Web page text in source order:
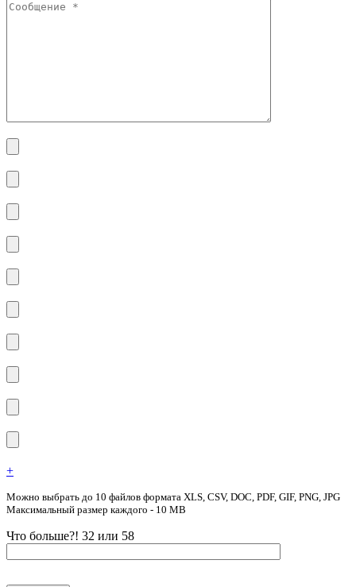
+
Можно выбрать до 10 файлов формата XLS, CSV, DOC, PDF, GIF, PNG, JPG
Максимальный размер каждого - 10 MB
Что больше?! 32 или 58